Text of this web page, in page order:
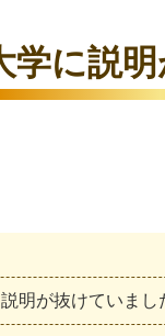
学に説
説明が抜けてい ま し